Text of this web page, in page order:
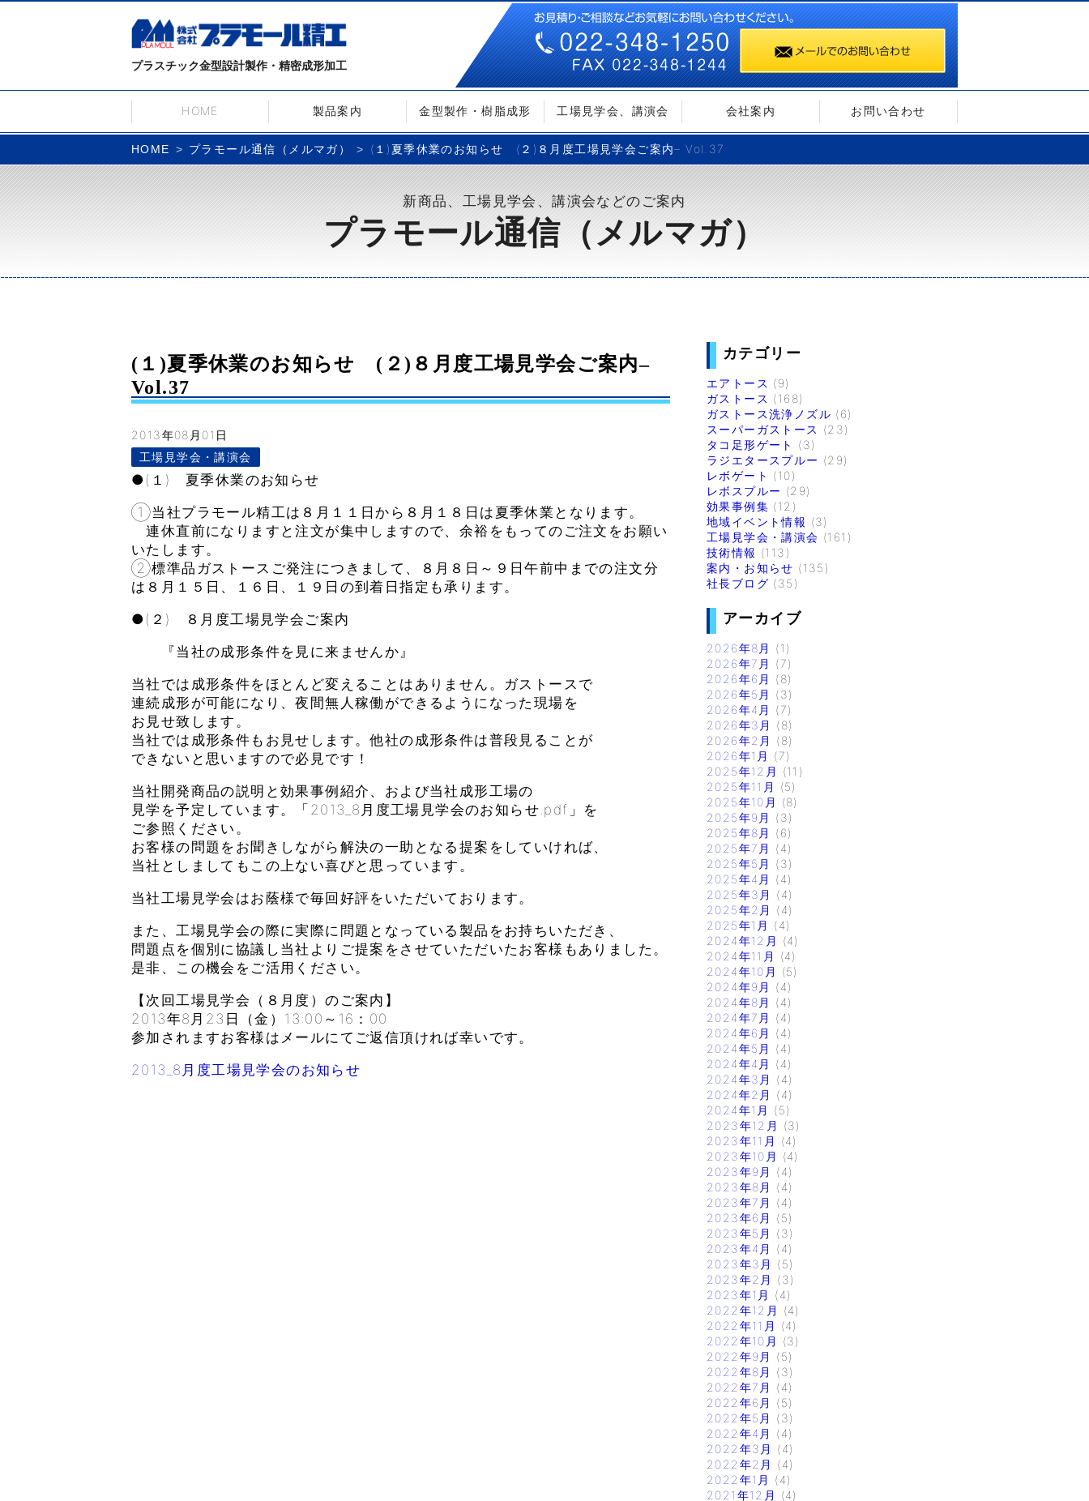
プラスチック金型設計製作・精密成形加工
HOME 製品案内 金型製作・樹脂成形 工場見学会、講演会 会社案内 お問い合わせ
HOME プラモール通信（メルマガ） (１)夏季休業のお知らせ (２)８月度工場見学会ご案内– Vol.37
新商品、工場見学会、講演会などのご案内
プラモール通信（メルマガ）
(１)夏季休業のお知らせ (２)８月度工場見学会ご案内–
Vol.37
2013年08月01日
工場見学会・講演会
●(１) 夏季休業のお知らせ
①当社プラモール精工は８月１１日から８月１８日は夏季休業となります。
連休直前になりますと注文が集中しますので、余裕をもってのご注文をお願い
いたします。
②標準品ガストースご発注につきまして、８月８日～９日午前中までの注文分
は８月１５日、１６日、１９日の到着日指定も承ります。
●(２) ８月度工場見学会ご案内
『当社の成形条件を見に来ませんか』
当社では成形条件をほとんど変えることはありません。ガストースで
連続成形が可能になり、夜間無人稼働ができるようになった現場を
お見せ致します。
当社では成形条件もお見せします。他社の成形条件は普段見ることが
できないと思いますので必見です！
当社開発商品の説明と効果事例紹介、および当社成形工場の
見学を予定しています。「2013_8月度工場見学会のお知らせ.pdf」を
ご参照ください。
お客様の問題をお聞きしながら解決の一助となる提案をしていければ、
当社としましてもこの上ない喜びと思っています。
当社工場見学会はお蔭様で毎回好評をいただいております。
また、工場見学会の際に実際に問題となっている製品をお持ちいただき、
問題点を個別に協議し当社よりご提案をさせていただいたお客様もありました。
是非、この機会をご活用ください。
【次回工場見学会（８月度）のご案内】
2013年8月23日（金）13:00～16：00
参加されますお客様はメールにてご返信頂ければ幸いです。
2013_8月度工場見学会のお知らせ
カテゴリー
エアトース (9)
ガストース (168)
ガストース洗浄ノズル (6)
スーパーガストース (23)
タコ足形ゲート
(3)
ラジエタースプルー (29)
レボゲート (10)
レボスプルー (29)
効果事例集 (12)
地域イベント情報 (3)
工場見学会・講演会 (161)
技術情報 (113)
案内・お知らせ (135)
社長ブログ (35)
アーカイブ
2026年8月
(1)
2026年7月
(7)
2026年6月
(8)
2026年5月
(3)
2026年4月
(7)
2026年3月
(8)
2026年2月
(8)
2026年1月
(7)
2025年12月
(11)
2025年11月
(5)
2025年10月
(8)
2025年9月
(3)
2025年8月
(6)
2025年7月
(4)
2025年5月
(3)
2025年4月
(4)
2025年3月
(4)
2025年2月
(4)
2025年1月
(4)
2024年12月
(4)
2024年11月
(4)
2024年10月
(5)
2024年9月
(4)
2024年8月
(4)
2024年7月
(4)
2024年6月
(4)
2024年5月
(4)
2024年4月
(4)
2024年3月
(4)
2024年2月
(4)
2024年1月
(5)
2023年12月
(3)
2023年11月
(4)
2023年10月
(4)
2023年9月
(4)
2023年8月
(4)
2023年7月
(4)
2023年6月
(5)
2023年5月
(3)
2023年4月
(4)
2023年3月
(5)
2023年2月
(3)
2023年1月
(4)
2022年12月
(4)
2022年11月
(4)
2022年10月
(3)
2022年9月
(5)
2022年8月
(3)
2022年7月
(4)
2022年6月
(5)
2022年5月
(3)
2022年4月
(4)
2022年3月
(4)
2022年2月
(4)
2022年1月
(4)
2021年12月
(4)